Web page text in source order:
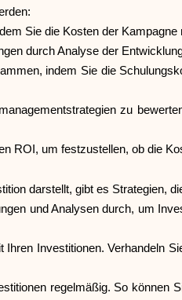
Sie die Kosten der
durch Analyse der
indem Sie die
zu
ROI, um festzustellen, ob die
darstellt, gibt es Strategien,
und Analysen durch, um
Investitionen. Verhandeln
regelmäßig. So können